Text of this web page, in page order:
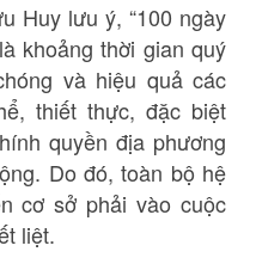
Huy lưu ý, “100 ngày
khoảng thời gian quý
và hiệu quả các
thiết thực, đặc biệt
quyền địa phương
Do đó, toàn bộ hệ
cơ sở phải vào cuộc
liệt.